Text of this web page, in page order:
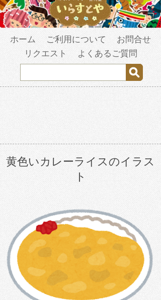
ホーム ご利用について
お問合せ
リクエスト
よくあるご質問
黄色いカレーライスのイラス
ト